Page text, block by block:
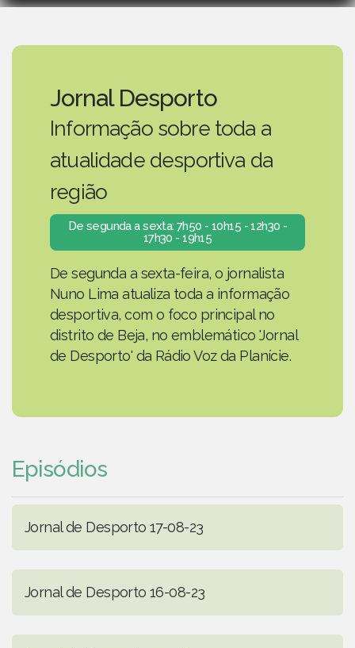
Jornal Desporto
Informação sobre toda a
atualidade desportiva da
região
De segunda a sexta: 7h50 - 10h15 - 12h30 -
17h30 - 19h15
De segunda a sexta-feira, o jornalista
Nuno Lima atualiza toda a informação
desportiva, com o foco principal no
distrito de Beja, no emblemático 'Jornal
de Desporto' da Rádio Voz da Planície.
Episódios
Jornal de Desporto 17-08-23
Jornal de Desporto 16-08-23